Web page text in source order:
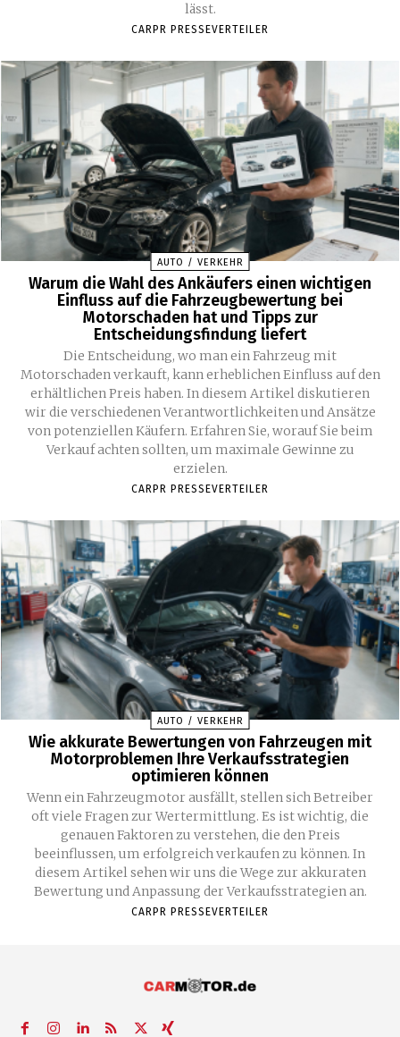
lässt.
CARPR PRESSEVERTEILER
AUTO / VERKEHR
Warum die Wahl des Ankäufers einen wichtigen
Einfluss auf die Fahrzeugbewertung bei
Motorschaden hat und Tipps zur
Entscheidungsfindung liefert
Die Entscheidung, wo man ein Fahrzeug mit
Motorschaden verkauft, kann erheblichen Einfluss auf den
erhältlichen Preis haben. In diesem Artikel diskutieren
wir die verschiedenen Verantwortlichkeiten und Ansätze
von potenziellen Käufern. Erfahren Sie, worauf Sie beim
Verkauf achten sollten, um maximale Gewinne zu
erzielen.
CARPR PRESSEVERTEILER
AUTO / VERKEHR
Wie akkurate Bewertungen von Fahrzeugen mit
Motorproblemen Ihre Verkaufsstrategien
optimieren können
Wenn ein Fahrzeugmotor ausfällt, stellen sich Betreiber
oft viele Fragen zur Wertermittlung. Es ist wichtig, die
genauen Faktoren zu verstehen, die den Preis
beeinflussen, um erfolgreich verkaufen zu können. In
diesem Artikel sehen wir uns die Wege zur akkuraten
Bewertung und Anpassung der Verkaufsstrategien an.
CARPR PRESSEVERTEILER